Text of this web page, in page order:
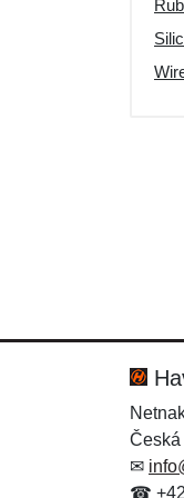
Česká
✉
☎